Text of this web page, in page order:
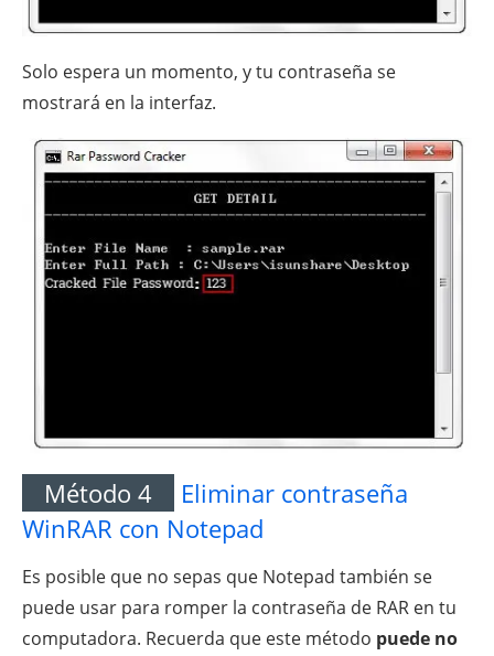
Solo espera un momento, y tu contraseña se
mostrará en la interfaz.
Método 4
Eliminar contraseña
WinRAR con Notepad
Es posible que no sepas que Notepad también se
puede usar para romper la contraseña de RAR en tu
computadora. Recuerda que este método puede no